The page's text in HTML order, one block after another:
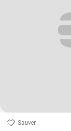
Sauver